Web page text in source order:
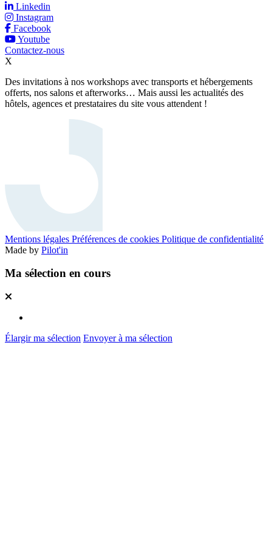
Linkedin
Instagram
Facebook
Youtube
Contactez-nous
X
Des invitations à nos workshops avec transports et hébergements
offerts, nos salons et afterworks… Mais aussi les actualités des
hôtels, agences et prestataires du site vous attendent !
Mentions légales Préférences de cookies Politique de confidentialité
Made by Pilot'in
Ma sélection en cours
Élargir ma sélection Envoyer à ma sélection